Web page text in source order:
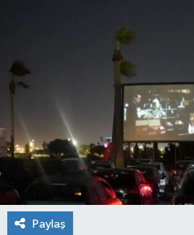
Paylaş